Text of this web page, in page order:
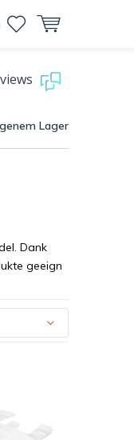
Lager
Dank
geeign